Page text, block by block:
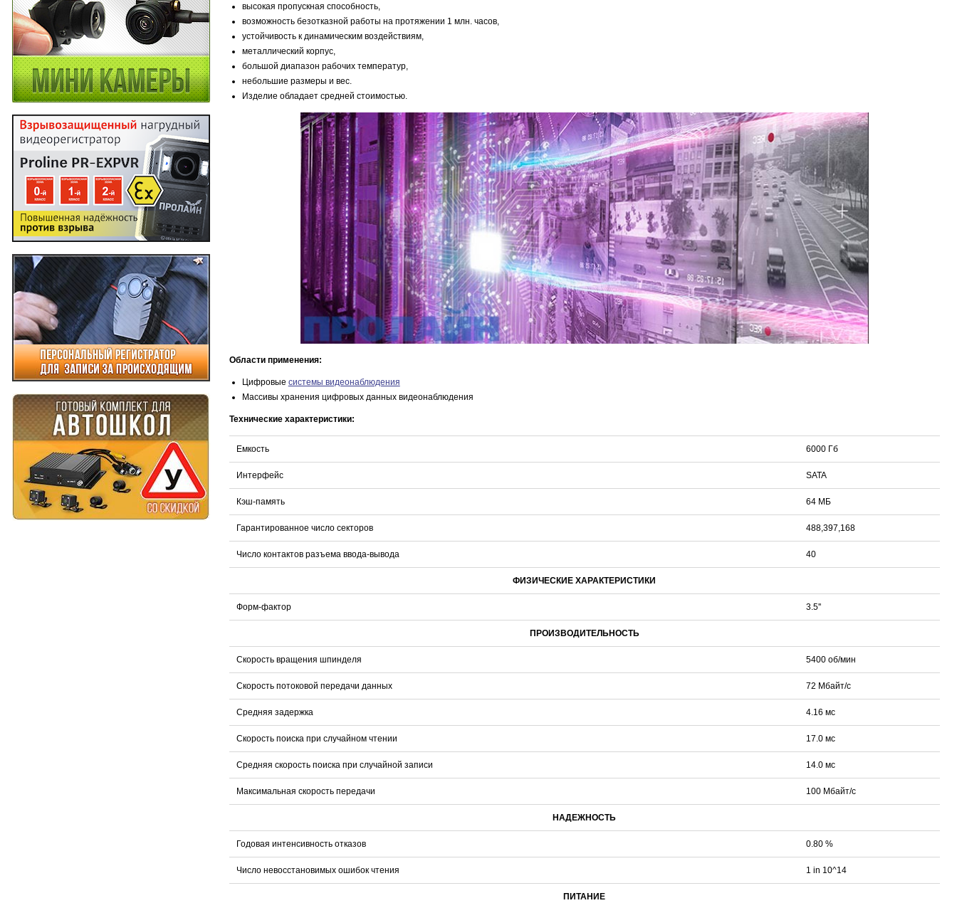
высокая пропускная способность,
возможность безотказной работы на протяжении 1 млн. часов,
устойчивость к динамическим воздействиям,
металлический корпус,
большой диапазон рабочих температур,
небольшие размеры и вес.
Изделие обладает средней стоимостью.
Области применения:
Цифровые системы видеонаблюдения
Массивы хранения цифровых данных видеонаблюдения
Технические характеристики:
Емкость 6000 Гб
Интерфейс SATA
Кэш-память 64 МБ
Гарантированное число секторов 488,397,168
Число контактов разъема ввода-вывода 40
ФИЗИЧЕСКИЕ ХАРАКТЕРИСТИКИ
Форм-фактор 3.5''
ПРОИЗВОДИТЕЛЬНОСТЬ
Скорость вращения шпинделя 5400 об/мин
Скорость потоковой передачи данных 72 Мбайт/с
Средняя задержка 4.16 мс
Скорость поиска при случайном чтении 17.0 мс
Средняя скорость поиска при случайной записи 14.0 мс
Максимальная скорость передачи 100 Мбайт/с
НАДЕЖНОСТЬ
Годовая интенсивность отказов 0.80 %
Число невосстановимых ошибок чтения 1 in 10^14
ПИТАНИЕ